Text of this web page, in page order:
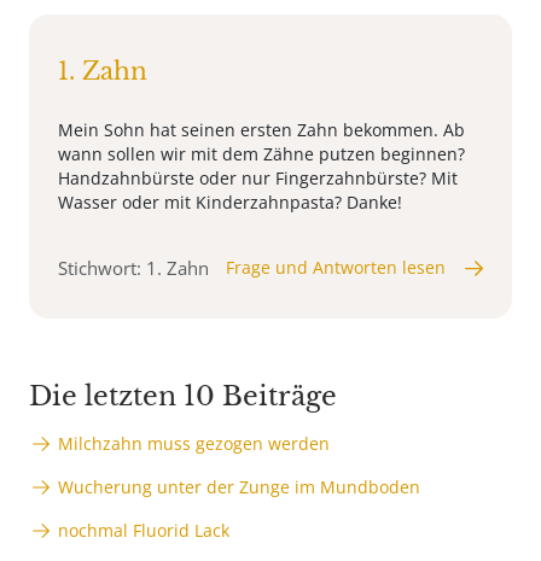
1. Zahn
Mein Sohn hat seinen ersten Zahn bekommen. Ab
wann sollen wir mit dem Zähne putzen beginnen?
Handzahnbürste oder nur Fingerzahnbürste? Mit
Wasser oder mit Kinderzahnpasta? Danke!
Stichwort: 1. Zahn Frage und Antworten lesen
Die letzten 10 Beiträge
Milchzahn muss gezogen werden
Wucherung unter der Zunge im Mundboden
nochmal Fluorid Lack